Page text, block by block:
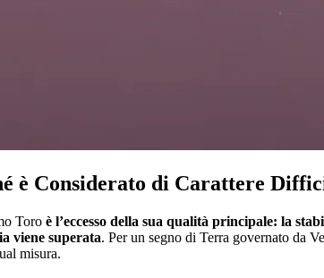
è Considerato di Carattere
Toro è l’eccesso della sua qualità principale: la
viene superata. Per un segno di Terra governato da
misura.